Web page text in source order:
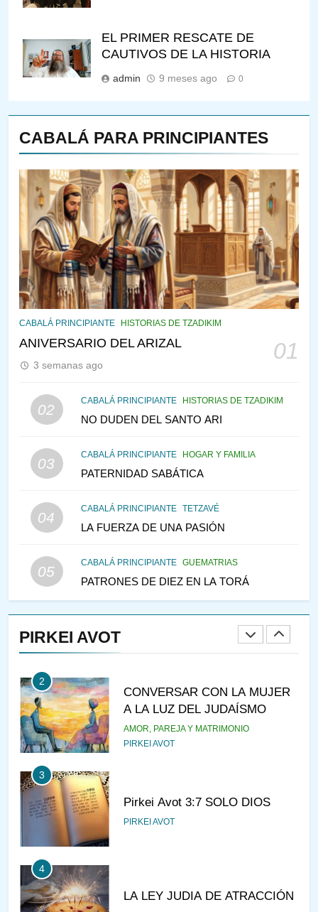
CABALÁ PARA PRINCIPIANTES
CABALÁ PRINCIPIANTE HISTORIAS DE TZADIKIM
ANIVERSARIO DEL ARIZAL 01
3 semanas ago
02
CABALÁ PRINCIPIANTE HISTORIAS DE TZADIKIM
NO DUDEN DEL SANTO ARI
03
CABALÁ PRINCIPIANTE HOGAR Y FAMILIA
PATERNIDAD SABÁTICA
04
CABALÁ PRINCIPIANTE TETZAVÉ
LA FUERZA DE UNA PASIÓN
05
CABALÁ PRINCIPIANTE GUEMATRIAS
PATRONES DE DIEZ EN LA TORÁ
PIRKEI AVOT
144
¿QUIÉN ES SABIO? EL QUE
VE LO QUE VA A NACER
PENSAMIENTO JUDÍO PIRKEI AVOT
145
CABALÁ Y JASIDUT: EL
CONSEJO DE LOS PADRES
146
VEAMOS ¿POR QUÉ
IEHOSHÚA? Y LA QUEJA DE
1
RAZI ¿QUIÉN ES SABIO?
2
CONVERSAR CON LA MUJER
A LA LUZ DEL JUDAÍSMO
AMOR, PAREJA Y MATRIMONIO
PIRKEI AVOT
3
Pirkei Avot 3:7 SOLO DIOS
PIRKEI AVOT
4
LA LEY JUDIA DE ATRACCIÓN
EL PRIMER RESCATE DE
CAUTIVOS DE LA HISTORIA
admin 9 meses ago 0